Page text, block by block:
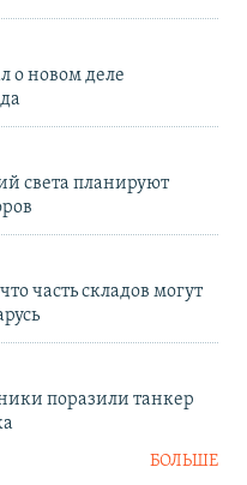
о новом деле
света планируют
часть складов могут
поразили танкер
БОЛЬШЕ